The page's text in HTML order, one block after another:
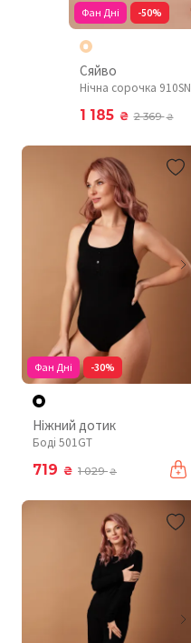
Фан Дні -50%
Сяйво
Нічна сорочка 910SN
1 185 ₴ 2 369₴
Фан Дні -30%
Ніжний дотик
Боді 501GT
719 ₴ 1 029₴